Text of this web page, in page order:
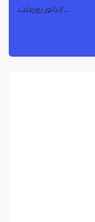
إليانور روزفلت